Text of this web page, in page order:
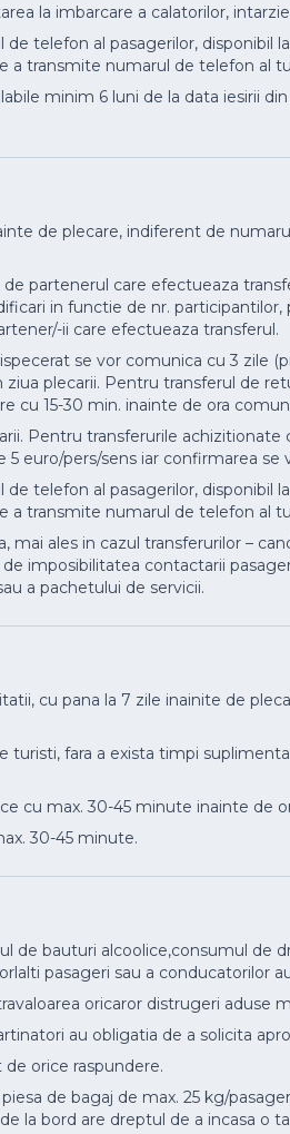
la imbarcare a calatorilor,
telefon al pasagerilor,
transmite numarul de telefon al
minim 6 luni de la data iesirii
de plecare, indiferent de
partenerul care efectueaza
in functie de nr.
ii care efectueaza transferul.
se vor comunica cu 3 zile
plecarii. Pentru transferul de
cu 15-30 min. inainte de ora
Pentru transferurile
euro/pers/sens iar confirmarea
telefon al pasagerilor,
transmite numarul de telefon al
ales in cazul transferurilor –
imposibilitatea contactarii
a pachetului de servicii.
cu pana la 7 zile inainite de
turisti, fara a exista timpi
cu max. 30-45 minute inainte
30-45 minute.
bauturi alcoolice,consumul de
pasageri sau a conducatorilor
oricaror distrugeri aduse
au obligatia de a solicita
orice raspundere.
de bagaj de max. 25 kg/
la bord are dreptul de a incasa o